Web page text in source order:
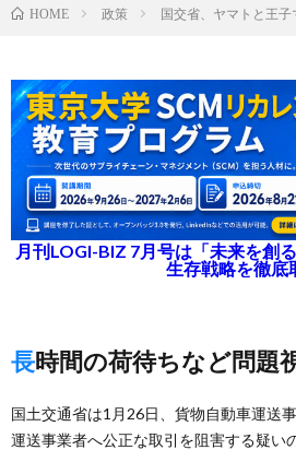
HOME 政策 国交省、ヤマトと王
月刊LOGI-BIZ 7月号は「未来を創
生存戦略を徹底
長時間の荷待ちなど問題
国土交通省は1月26日、貨物自動車運送
運送事業者へ公正な取引を阻害する疑い